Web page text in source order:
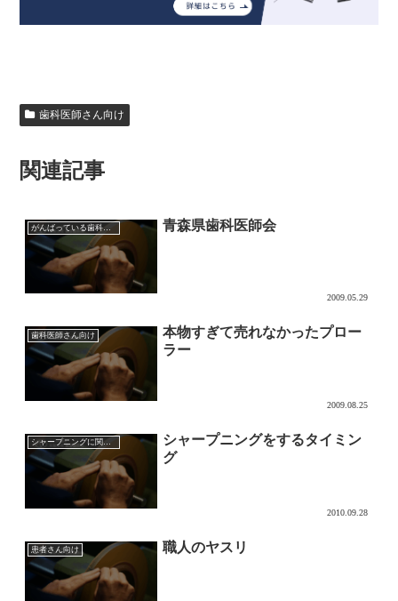
歯科医師さん向け
関連記事
がんばっている歯科医師会 青森県歯科医師会
2009.05.29
歯科医師さん向け
本物すぎて売れなかったプロー
ラー
2009.08.25
シャープニングに関して
シャープニングをするタイミン
グ
2010.09.28
患者さん向け 職人のヤスリ